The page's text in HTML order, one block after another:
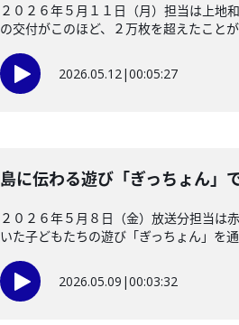
２０２６年５月１１日（月）担当は上地
の交付がこのほど、２万枚を超えたこと
2026.05.12|00:05:27
島に伝わる遊び「ぎっちょん
２０２６年５月８日（金）放送分担当は
いた子どもたちの遊び「ぎっちょん」を
2026.05.09 |00:03:32